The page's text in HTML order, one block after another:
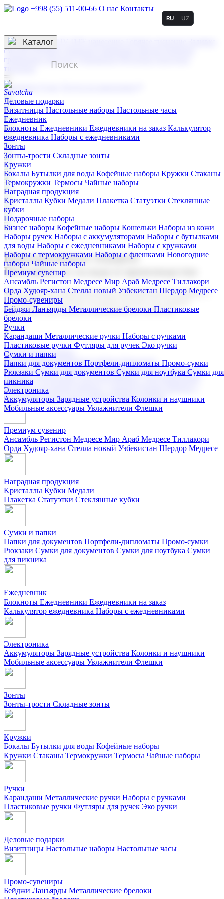
+998 (55) 511-00-66 О нас Контакты
3D гравировка
смолой (Doming)
гравировка твердая
тиснение
RU UZ
☰
Контакты
Каталог
Деловые подарки
Визитницы Настольные наборы Настольные часы
Ежедневник
Блокноты Ежедневники Ежедневники на заказ Калькулятор
ежедневника Наборы с ежедневниками
Зонты
Зонты-трости Складные зонты
Кружки
Бокалы Бутылки для воды Кофейные наборы Кружки Стаканы
Термокружки Термосы Чайные наборы
Наградная продукция
Kристаллы Кубки Медали Плакетка Статуэтки Стеклянные
кубки
Подарочные наборы
Бизнес наборы Кофейные наборы Кошельки Наборы из кожи
Наборы ручек Наборы с аккумуляторами Наборы с бутылками
для воды Наборы с ежедневниками Наборы с кружками
Наборы с термокружками Наборы с флешками Новогодние
наборы Чайные наборы
Премиум сувенир
Ансамбль Регистон Медресе Мир Араб Медресе Тиллакори
Орда Худояр-хана Стелла новый Узбекистан Шердор Медресе
Промо-сувениры
Бейджи Ланъярды Металлические брелоки Пластиковые
брелоки
Ручки
Карандаши Металлические ручки Наборы с ручками
Пластиковые ручки Футляры для ручек Эко ручки
Сумки и папки
Папки для документов Портфели-дипломаты Промо-сумки
Рюкзаки Сумки для документов Сумки для ноутбука Сумки для
пикника
Электроника
Аккумуляторы Зарядные устройства Колонки и наушники
Мобильные аксессуары Увлажнители Флешки
Корпоративные подарки
Поставка со склада и производство
Мы предлагаем широкий выбор корпоративных подарков и
сувениров с логотипом. В нашем каталоге вы найдете
продукцию для бизнеса, мероприятия и клиентов.
Подарочные наборы
Бизнес наборыКофейные наборы Кошельки
Наборы из кожиНаборы ручекНаборы с аккумуляторами
Наборы с бутылками для воды
Наборы с ежедневниками
Наборы с кружками
флешкамиНовогодние наборыЧайные наборы
Премиум сувенир
Ансамбль Регистон Медресе Мир Араб Медресе Тиллакори
Орда Худояр-хана Стелла новый Узбекистан Шердор Медресе
Наградная продукция
Kристаллы Кубки Медали
Плакетка Статуэтки Стеклянные кубки
Сумки и папки
Папки для документов Портфели-дипломаты Промо-сумки
Рюкзаки Сумки для документов Сумки для ноутбука Сумки
для пикника
Ежедневник
Блокноты Ежедневники Ежедневники на заказ
Калькулятор ежедневника Наборы с ежедневниками
Электроника
Аккумуляторы Зарядные устройства Колонки и наушники
Мобильные аксессуары Увлажнители Флешки
Зонты
Зонты-трости Складные зонты
Кружки
Бокалы Бутылки для воды Кофейные наборы
Кружки Стаканы Термокружки Термосы Чайные наборы
Ручки
Карандаши Металлические ручки Наборы с ручками
Пластиковые ручки Футляры для ручек Эко ручки
Деловые подарки
Визитницы Настольные наборы Настольные часы
Промо-сувениры
Бейджи Ланъярды Металлические брелоки